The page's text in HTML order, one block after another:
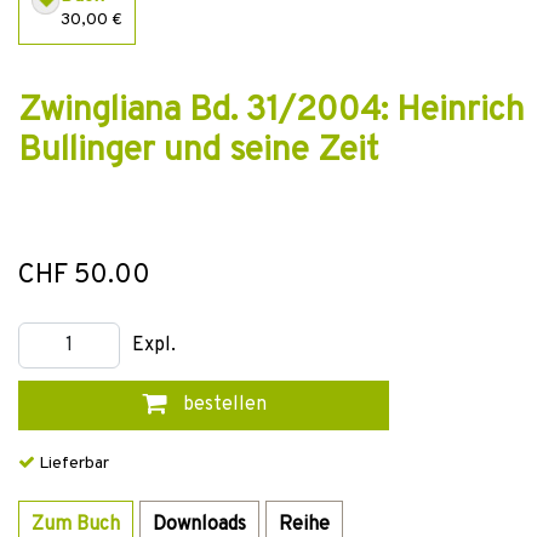
30,00 €
Zwingliana Bd. 31/2004: Heinrich
Bullinger und seine Zeit
CHF 50.00
Expl.
bestellen
Lieferbar
Zum Buch Downloads Reihe